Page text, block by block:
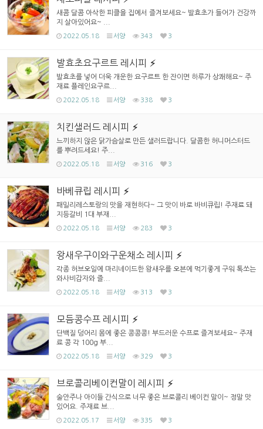
새콤 달콤 아삭한 피클을 집에서 즐겨보세요~ 발효초가 들어가 건강까
지 살아있어요~ ...
2022.05.18 서양 343 3
발효초요구르트 레시피
발효초를 넣어 더욱 개운한 요구르트 한 잔이면 하루가 상쾌해요~ 주
재료 플레인요구르...
2022.05.18 서양 338 3
치킨샐러드 레시피
느끼하지 않은 닭가슴살로 만든 샐러드랍니다. 달콤한 허니머스터드
를 뿌려드세요! 주...
2022.05.18 서양 316 3
바베큐립 레시피
패밀리레스토랑의 맛을 재현하다~ 그 맛이 바로 바비큐립! 주재료 돼
지등갈비 1대 부재...
2022.05.18 서양 283 3
왕새우구이와구운채소 레시피
각종 허브오일에 마리네이드한 왕새우를 오븐에 먹기좋게 구워 톡쏘는
와사비감자와 즐...
2022.05.18 서양 313 3
모듬콩수프 레시피
단백질 덩어리 몸에 좋은 콩콩콩! 부드러운 수프로 즐겨보세요~ 주재
료 콩 각 100g 부...
2022.05.18 서양 329 3
브로콜리베이컨말이 레시피
술안주나 아이들 간식으로 너무 좋은 브로콜리 베이컨 말이~ 정말 맛
있어요. 주재료 브...
2022.05.17 서양 335 3